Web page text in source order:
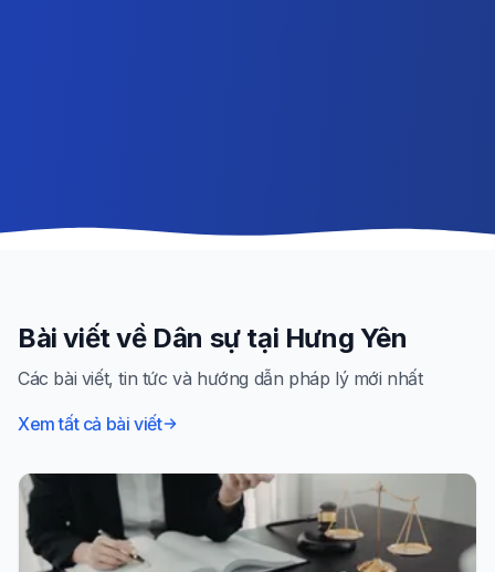
Bài viết về Dân sự tại Hưng Yên
Các bài viết, tin tức và hướng dẫn pháp lý mới nhất
Xem tất cả bài viết